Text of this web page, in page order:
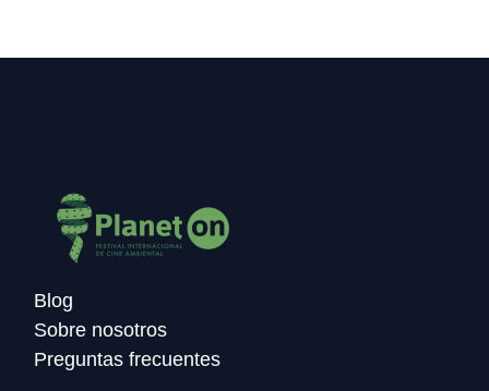
Blog
Sobre nosotros
Preguntas frecuentes